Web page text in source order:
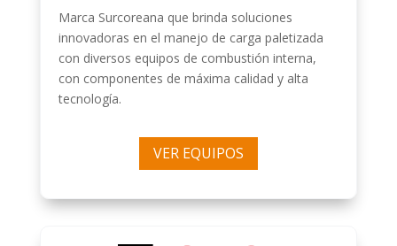
Marca Surcoreana que brinda soluciones
innovadoras en el manejo de carga paletizada
con diversos equipos de combustión interna,
con componentes de máxima calidad y alta
tecnología.
VER EQUIPOS